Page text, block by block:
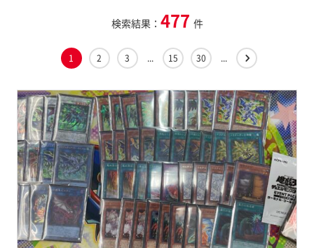
検索結果： 477 件
1 2 3 ... 15 30 ...